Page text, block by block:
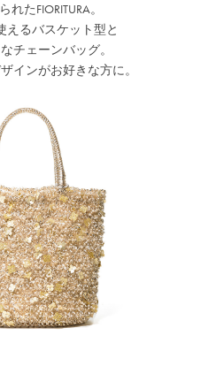
れたFIORITURA。
えるバスケット型と
チェーンバッグ。
インがお好きな方に。